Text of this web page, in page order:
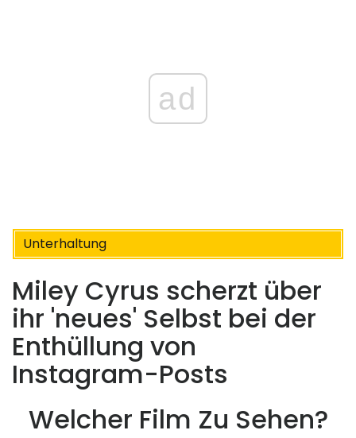
ad
Unterhaltung
Miley Cyrus scherzt über
ihr 'neues' Selbst bei der
Enthüllung von
Instagram-Posts
Welcher Film Zu Sehen?